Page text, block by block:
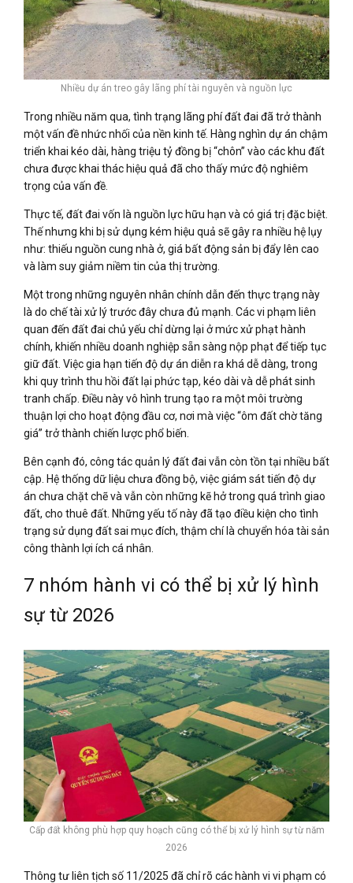
Nhiều dự án treo gây lãng phí tài nguyên và nguồn lực
Trong nhiều năm qua, tình trạng lãng phí đất đai đã trở thành
một vấn đề nhức nhối của nền kinh tế. Hàng nghìn dự án chậm
triển khai kéo dài, hàng triệu tỷ đồng bị “chôn” vào các khu đất
chưa được khai thác hiệu quả đã cho thấy mức độ nghiêm
trọng của vấn đề.
Thực tế, đất đai vốn là nguồn lực hữu hạn và có giá trị đặc biệt.
Thế nhưng khi bị sử dụng kém hiệu quả sẽ gây ra nhiều hệ lụy
như: thiếu nguồn cung nhà ở, giá bất động sản bị đẩy lên cao
và làm suy giảm niềm tin của thị trường.
Một trong những nguyên nhân chính dẫn đến thực trạng này
là do chế tài xử lý trước đây chưa đủ mạnh. Các vi phạm liên
quan đến đất đai chủ yếu chỉ dừng lại ở mức xử phạt hành
chính, khiến nhiều doanh nghiệp sẵn sàng nộp phạt để tiếp tục
giữ đất. Việc gia hạn tiến độ dự án diễn ra khá dễ dàng, trong
khi quy trình thu hồi đất lại phức tạp, kéo dài và dễ phát sinh
tranh chấp. Điều này vô hình trung tạo ra một môi trường
thuận lợi cho hoạt động đầu cơ, nơi mà việc “ôm đất chờ tăng
giá” trở thành chiến lược phổ biến.
Bên cạnh đó, công tác quản lý đất đai vẫn còn tồn tại nhiều bất
cập. Hệ thống dữ liệu chưa đồng bộ, việc giám sát tiến độ dự
án chưa chặt chẽ và vẫn còn những kẽ hở trong quá trình giao
đất, cho thuê đất. Những yếu tố này đã tạo điều kiện cho tình
trạng sử dụng đất sai mục đích, thậm chí là chuyển hóa tài sản
công thành lợi ích cá nhân.
7 nhóm hành vi có thể bị xử lý hình
sự từ 2026
Cấp đất không phù hợp quy hoạch cũng có thể bị xử lý hình sự từ năm
2026
Thông tư liên tịch số 11/2025 đã chỉ rõ các hành vi vi phạm có